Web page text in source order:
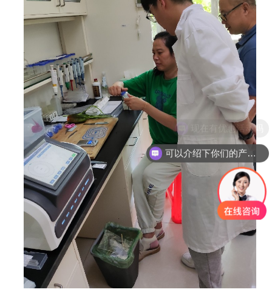
可以介绍下你们的产品么
现在有优惠活动吗